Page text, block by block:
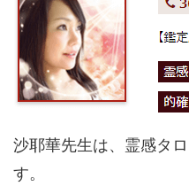
沙耶華先生は、霊感タ
す。